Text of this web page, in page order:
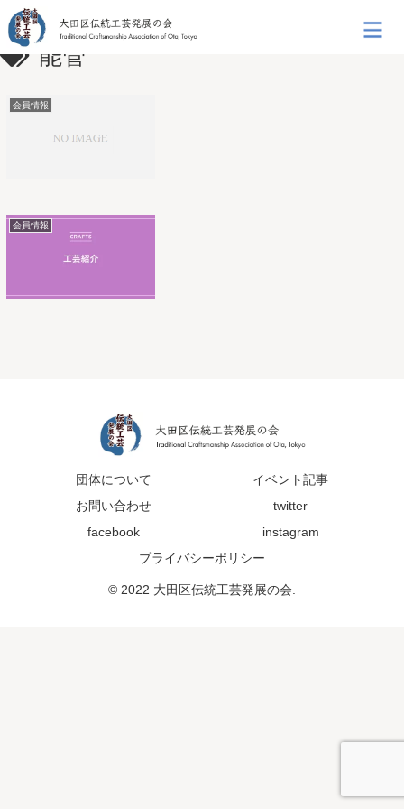
能管
会員情報
会員情報
団体について
イベント記事
お問い合わせ
twitter
facebook
instagram
プライバシーポリシー
© 2022 大田区伝統工芸発展の会.